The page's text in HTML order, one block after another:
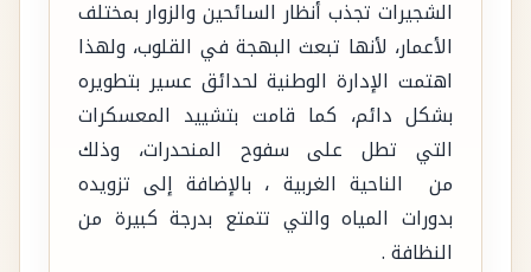
الشجيرات تجذب أنظار السائحين والزوار بمختلف
الأعمار، لأنها تبعث البهجة في القلوب، ولهذا
اهتمت الإدارة الوطنية لحدائق عسير بتطويره
بشكل دائم، كما قامت بتشييد المعسكرات
التي تطل على سفوح المنحدرات، وذلك
من الناحية الغربية ، بالإضافة إلى تزويده
بدورات المياه والتي تتمتع بدرجة كبيرة من
النظافة .